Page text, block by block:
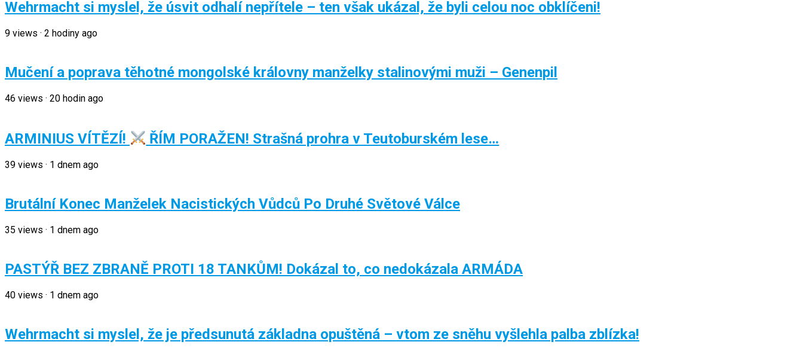
Wehrmacht si myslel, že úsvit odhalí nepřítele – ten však ukázal, že byli celou noc obklíčeni!
9 views · 2 hodiny ago
Mučení a poprava těhotné mongolské královny manželky stalinovými muži – Genenpil
46 views · 20 hodin ago
ARMINIUS VÍTĚZÍ! ŘÍM PORAŽEN! Strašná prohra v Teutoburském lese…
39 views · 1 dnem ago
Brutální Konec Manželek Nacistických Vůdců Po Druhé Světové Válce
35 views · 1 dnem ago
PASTÝŘ BEZ ZBRANĚ PROTI 18 TANKŮM! Dokázal to, co nedokázala ARMÁDA
40 views · 1 dnem ago
Wehrmacht si myslel, že je předsunutá základna opuštěná – vtom ze sněhu vyšlehla palba zblízka!